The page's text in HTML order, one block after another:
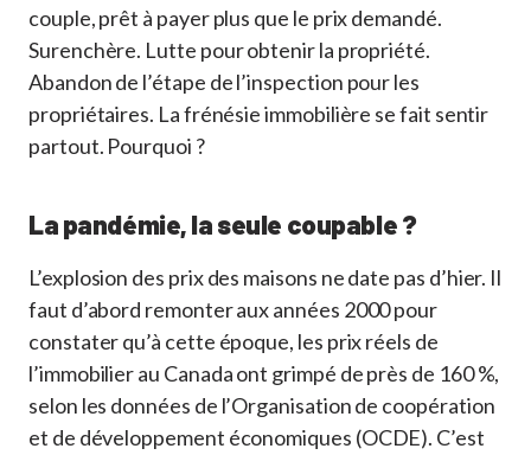
couple, prêt à payer plus que le prix demandé.
Surenchère. Lutte pour obtenir la propriété.
Abandon de l’étape de l’inspection pour les
propriétaires. La frénésie immobilière se fait sentir
partout. Pourquoi ?
La pandémie, la seule coupable ?
L’explosion des prix des maisons ne date pas d’hier. Il
faut d’abord remonter aux années 2000 pour
constater qu’à cette époque, les prix réels de
l’immobilier au Canada ont grimpé de près de 160 %,
selon les données de l’Organisation de coopération
et de développement économiques (OCDE). C’est